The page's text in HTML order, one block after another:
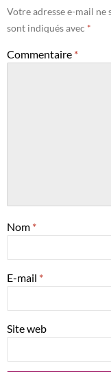
Votre adresse e-mail ne
sont indiqués avec *
Commentaire *
Nom *
E-mail *
Site web